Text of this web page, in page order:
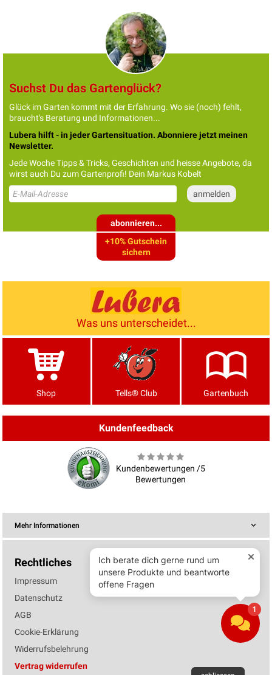
Suchst Du das Gartenglück?
Glück im Garten kommt mit der Erfahrung. Wo sie (noch) fehlt,
braucht's Beratung und Informationen...
Lubera hilft - in jeder Gartensituation. Abonniere jetzt meinen
Newsletter.
Jede Woche Tipps & Tricks, Geschichten und heisse Angebote, da
wirst auch Du zum Gartenprofi! Dein Markus Kobelt
abonnieren...
+10% Gutschein
sichern
Was uns unterscheidet...
Shop Tells® Club Gartenbuch
Kundenfeedback
Kundenbewertungen /5
Bewertungen
Mehr Informationen
Rechtliches
Impressum
Datenschutz
AGB
Cookie-Erklärung
Widerrufsbelehrung
Vertrag widerrufen